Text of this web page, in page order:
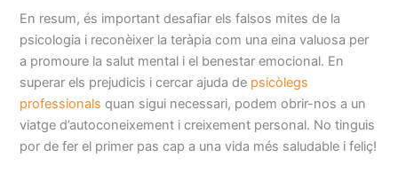
En resum, és important desafiar els falsos mites de la
psicologia i reconèixer la teràpia com una eina valuosa per
a promoure la salut mental i el benestar emocional. En
superar els prejudicis i cercar ajuda de psicòlegs
professionals quan sigui necessari, podem obrir-nos a un
viatge d’autoconeixement i creixement personal. No tinguis
por de fer el primer pas cap a una vida més saludable i feliç!